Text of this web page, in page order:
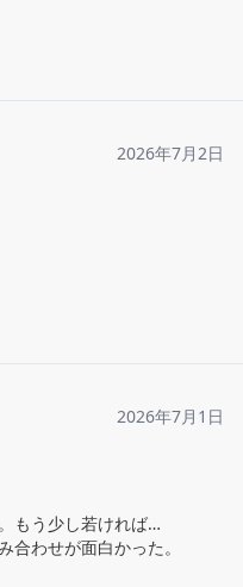
2026年7月2日
2026年7月1日
もう少し若ければ…
合わせが面白かった。